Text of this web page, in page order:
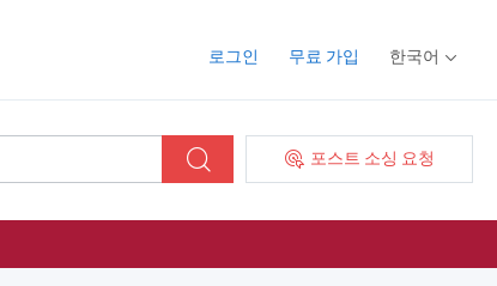
로그인 무료 가입 한국어
포스트 소싱 요청